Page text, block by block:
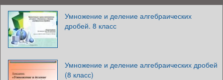
Умножение и деление алгебраических
дробей. 8 класс
Умножение и деление алгебраических дробей
(8 класс)